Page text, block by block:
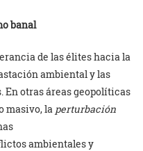
banal
de las élites hacia la
ambiental y las
En otras áreas geopolíticas
masivo, la perturbación
ambientales y